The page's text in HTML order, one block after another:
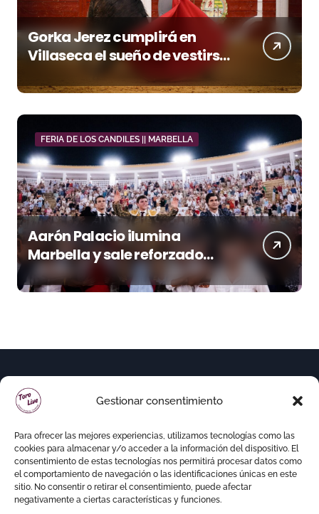
Gestionar consentimiento
Para ofrecer las mejores experiencias, utilizamos tecnologías como las
cookies para almacenar y/o acceder a la información del dispositivo. El
consentimiento de estas tecnologías nos permitirá procesar datos como
el comportamiento de navegación o las identificaciones únicas en este
sitio. No consentir o retirar el consentimiento, puede afectar
negativamente a ciertas características y funciones.
Gorka Jerez cumplirá en
Villaseca el sueño de vestirse
de luces ante los suyos
FERIA DE LOS CANDILES || MARBELLA
Aarón Palacio ilumina
Marbella y sale reforzado
junto a Manzanares y
Morante